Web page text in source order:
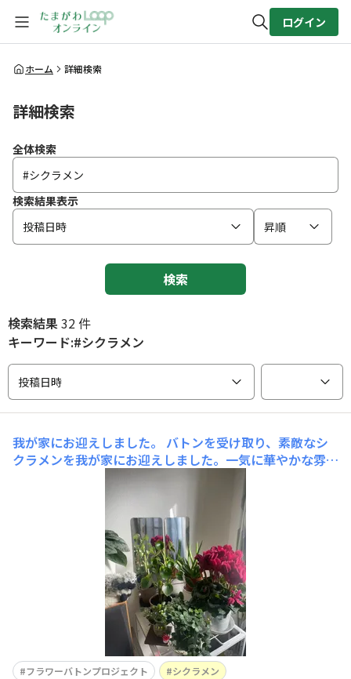
全体検索
ログイン
ホーム 詳細検索
詳細検索
全体検索
検索結果表示
投稿日時
昇順
検索
検索結果32 件
キーワード:#シクラメン
投稿日時
我が家にお迎えしました。
バトンを受け取り、素敵なシ
クラメンを我が家にお迎えしました。一気に華やかな雰囲
気になり、これからのお世話頑張って楽しみになりまし
フラワーバトンプロジェクト シクラメン